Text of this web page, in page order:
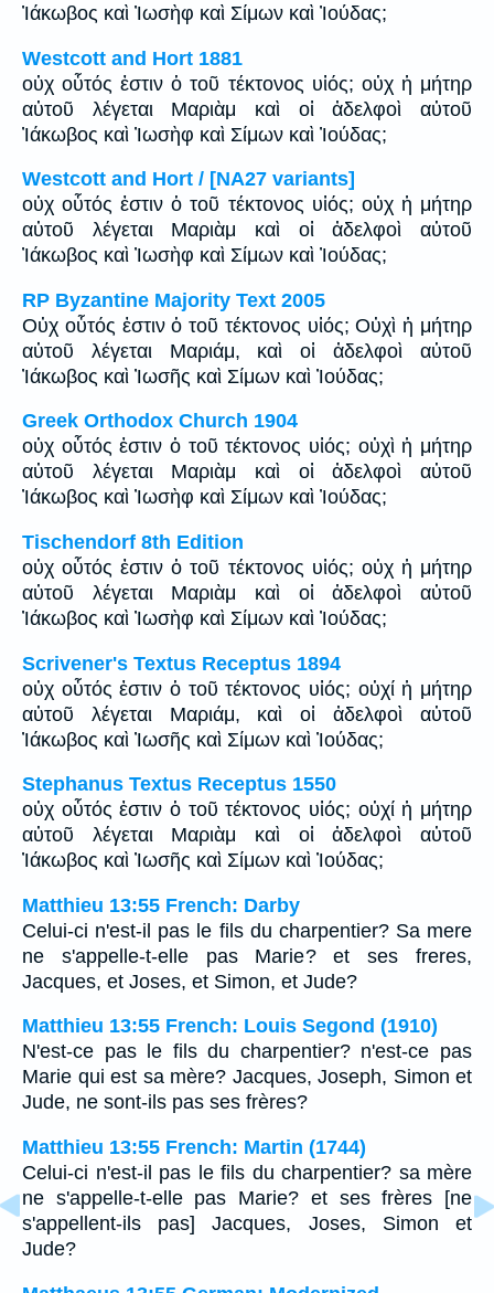
Ἰάκωβος καὶ Ἰωσὴφ καὶ Σίμων καὶ Ἰούδας;
Westcott and Hort 1881
οὐχ οὗτός ἐστιν ὁ τοῦ τέκτονος υἱός; οὐχ ἡ μήτηρ
αὐτοῦ λέγεται Μαριὰμ καὶ οἱ ἀδελφοὶ αὐτοῦ
Ἰάκωβος καὶ Ἰωσὴφ καὶ Σίμων καὶ Ἰούδας;
Westcott and Hort / [NA27 variants]
οὐχ οὗτός ἐστιν ὁ τοῦ τέκτονος υἱός; οὐχ ἡ μήτηρ
αὐτοῦ λέγεται Μαριὰμ καὶ οἱ ἀδελφοὶ αὐτοῦ
Ἰάκωβος καὶ Ἰωσὴφ καὶ Σίμων καὶ Ἰούδας;
RP Byzantine Majority Text 2005
Οὐχ οὗτός ἐστιν ὁ τοῦ τέκτονος υἱός; Οὐχὶ ἡ μήτηρ
αὐτοῦ λέγεται Μαριάμ, καὶ οἱ ἀδελφοὶ αὐτοῦ
Ἰάκωβος καὶ Ἰωσῆς καὶ Σίμων καὶ Ἰούδας;
Greek Orthodox Church 1904
οὐχ οὗτός ἐστιν ὁ τοῦ τέκτονος υἱός; οὐχὶ ἡ μήτηρ
αὐτοῦ λέγεται Μαριὰμ καὶ οἱ ἀδελφοὶ αὐτοῦ
Ἰάκωβος καὶ Ἰωσὴφ καὶ Σίμων καὶ Ἰούδας;
Tischendorf 8th Edition
οὐχ οὗτός ἐστιν ὁ τοῦ τέκτονος υἱός; οὐχ ἡ μήτηρ
αὐτοῦ λέγεται Μαριὰμ καὶ οἱ ἀδελφοὶ αὐτοῦ
Ἰάκωβος καὶ Ἰωσὴφ καὶ Σίμων καὶ Ἰούδας;
Scrivener's Textus Receptus 1894
οὐχ οὗτός ἐστιν ὁ τοῦ τέκτονος υἱός; οὐχί ἡ μήτηρ
αὐτοῦ λέγεται Μαριάμ, καὶ οἱ ἀδελφοὶ αὐτοῦ
Ἰάκωβος καὶ Ἰωσῆς καὶ Σίμων καὶ Ἰούδας;
Stephanus Textus Receptus 1550
οὐχ οὗτός ἐστιν ὁ τοῦ τέκτονος υἱός; οὐχί ἡ μήτηρ
αὐτοῦ λέγεται Μαριὰμ καὶ οἱ ἀδελφοὶ αὐτοῦ
Ἰάκωβος καὶ Ἰωσῆς καὶ Σίμων καὶ Ἰούδας;
Matthieu 13:55 French: Darby
Celui-ci n'est-il pas le fils du charpentier? Sa mere
ne s'appelle-t-elle pas Marie? et ses freres,
Jacques, et Joses, et Simon, et Jude?
Matthieu 13:55 French: Louis Segond (1910)
N'est-ce pas le fils du charpentier? n'est-ce pas
Marie qui est sa mère? Jacques, Joseph, Simon et
Jude, ne sont-ils pas ses frères?
Matthieu 13:55 French: Martin (1744)
Celui-ci n'est-il pas le fils du charpentier? sa mère
ne s'appelle-t-elle pas Marie? et ses frères [ne
s'appellent-ils pas] Jacques, Joses, Simon et
Jude?